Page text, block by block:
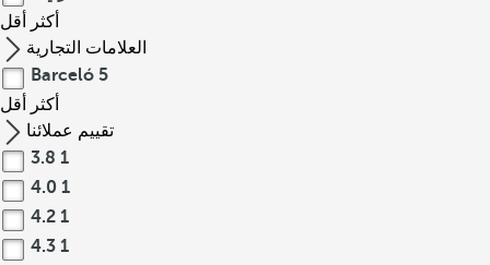
أكثر
أقل
العلامات التجارية
Barceló 5
أكثر
أقل
تقييم عملائنا
3.8 1
4.0 1
4.2 1
4.3 1